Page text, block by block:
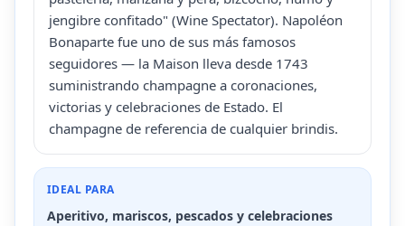
jengibre confitado" (Wine Spectator). Napoléon
Bonaparte fue uno de sus más famosos
seguidores — la Maison lleva desde 1743
suministrando champagne a coronaciones,
victorias y celebraciones de Estado. El
champagne de referencia de cualquier brindis.
IDEAL PARA
Aperitivo, mariscos, pescados y celebraciones